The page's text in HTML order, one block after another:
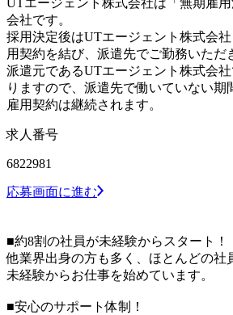
会社です。
採用決定後はUTエージェント株式会
用契約を結び、派遣先でご勤務いただ
派遣元であるUTエージェント株式会
りますので、派遣先で働いていない期
雇用契約は継続されます。
求人番号
6822981
応募画面に進む
■約8割の社員が未経験からスタート！
他業界出身の方も多く、ほとんどの社
未経験からお仕事を始めています。
■安心のサポート体制！